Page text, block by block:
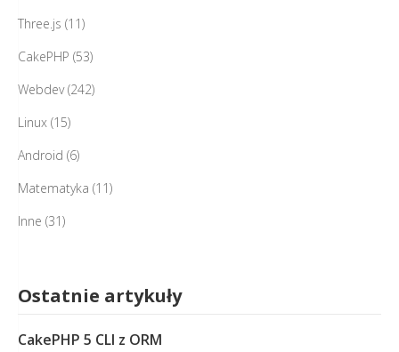
Three.js (11)
CakePHP (53)
Webdev(242)
Linux (15)
Android (6)
Matematyka (11)
Inne (31)
Ostatnie artykuły
CakePHP 5 CLI z ORM